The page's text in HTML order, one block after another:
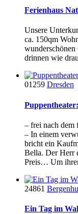
Ferienhaus
Unsere
ca. 150qm
drinnen wie
01259 Dresden
– frei nach dem
– In einem
bricht ein
Bella. Der Herr
Preis… Um
24861
Ein Tag im